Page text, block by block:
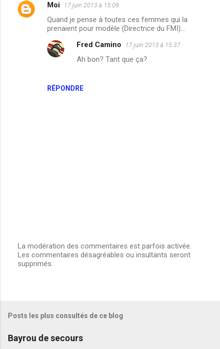
a
Moi 17 juin 2013 à 15:09
Quand je pense à toutes ces femmes qui la
prenaient pour modèle (Directrice du FMI)...
RÉPONDRE
Fred Camino 17 juin 2013 à 15:37
Ah bon? Tant que ça?
E
n
t
e
r
La modération des commentaires est parfois activée.
Les commentaires désagréables ou insultants seront
supprimés.
Posts les plus consultés de ce blog
Bayrou de secours